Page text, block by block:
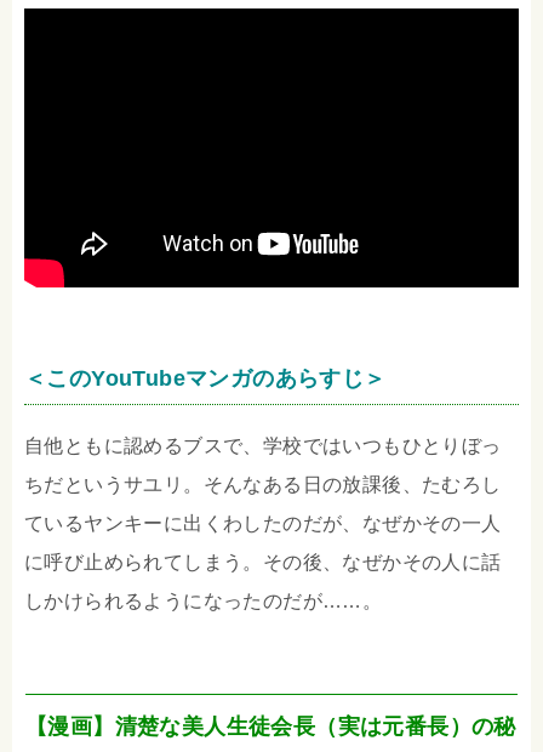
＜このYouTubeマンガのあらすじ＞
自他ともに認めるブスで、学校ではいつもひとりぼっ
ちだというサユリ。そんなある日の放課後、たむろし
ているヤンキーに出くわしたのだが、なぜかその一人
に呼び止められてしまう。その後、なぜかその人に話
しかけられるようになったのだが……。
【漫画】清楚な美人生徒会長（実は元番長）の秘